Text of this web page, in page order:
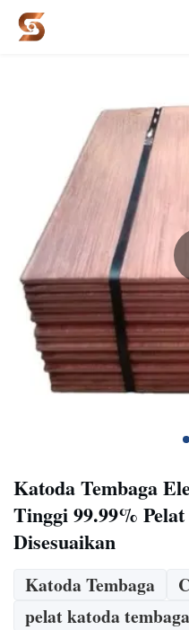
Katoda Tembaga
Tinggi 99.99%
Disesuaikan
Katoda Tembaga
pelat katoda tembaga